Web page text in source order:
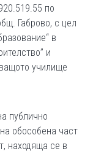
по
Габрово, с цел
в
и
училище
публично
обособена част
находяща се в